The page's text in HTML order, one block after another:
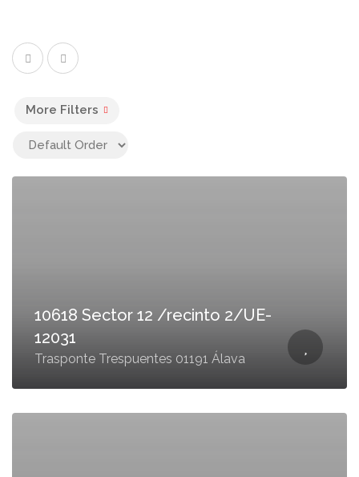
More Filters
10618 Sector 12 /recinto 2/UE-
12031
Trasponte Trespuentes 01191 Álava